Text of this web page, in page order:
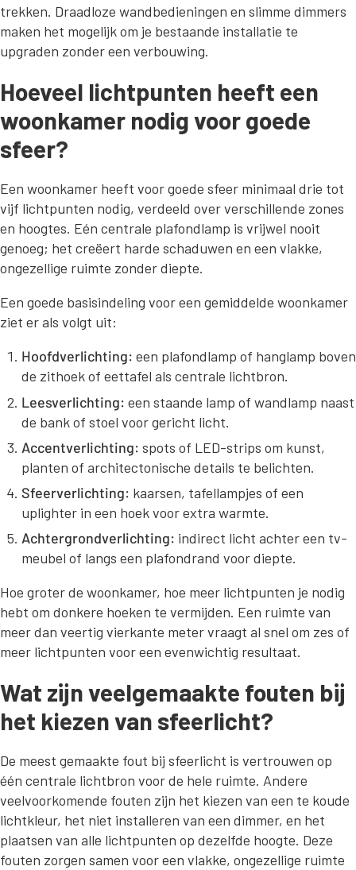
trekken. Draadloze wandbedieningen en slimme dimmers
maken het mogelijk om je bestaande installatie te
upgraden zonder een verbouwing.
Hoeveel lichtpunten heeft een
woonkamer nodig voor goede
sfeer?
Een woonkamer heeft voor goede sfeer minimaal drie tot
vijf lichtpunten nodig, verdeeld over verschillende zones
en hoogtes. Eén centrale plafondlamp is vrijwel nooit
genoeg; het creëert harde schaduwen en een vlakke,
ongezellige ruimte zonder diepte.
Een goede basisindeling voor een gemiddelde woonkamer
ziet er als volgt uit:
Hoofdverlichting: een plafondlamp of hanglamp boven
de zithoek of eettafel als centrale lichtbron.
Leesverlichting: een staande lamp of wandlamp naast
de bank of stoel voor gericht licht.
Accentverlichting: spots of LED-strips om kunst,
planten of architectonische details te belichten.
Sfeerverlichting: kaarsen, tafellampjes of een
uplighter in een hoek voor extra warmte.
Achtergrondverlichting: indirect licht achter een tv-
meubel of langs een plafondrand voor diepte.
Hoe groter de woonkamer, hoe meer lichtpunten je nodig
hebt om donkere hoeken te vermijden. Een ruimte van
meer dan veertig vierkante meter vraagt al snel om zes of
meer lichtpunten voor een evenwichtig resultaat.
Wat zijn veelgemaakte fouten bij
het kiezen van sfeerlicht?
De meest gemaakte fout bij sfeerlicht is vertrouwen op
één centrale lichtbron voor de hele ruimte. Andere
veelvoorkomende fouten zijn het kiezen van een te koude
lichtkleur, het niet installeren van een dimmer, en het
plaatsen van alle lichtpunten op dezelfde hoogte. Deze
fouten zorgen samen voor een vlakke, ongezellige ruimte